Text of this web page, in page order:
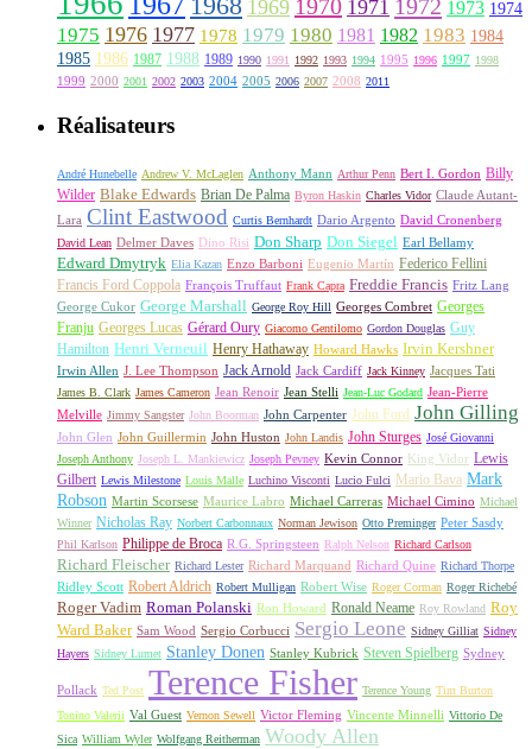
1968 1969 1970 1971 1972 1973 1974
1975 1976 1977 1978 1979 1980 1981 1982 1983 1984
1985 1986 1987 1988 1989 1990 1991 1992 1993 1994 1995 1996 1997 1998
1999 2000 2001 2002 2003 2004 2005 2006 2007 2008 2011
Réalisateurs
André Hunebelle Andrew V. McLaglen Anthony Mann Arthur Penn Bert I. Gordon Billy
Wilder Blake Edwards Brian De Palma Byron Haskin Charles Vidor Claude Autant-
Lara Clint Eastwood Curtis Bernhardt Dario Argento David Cronenberg
David Lean Delmer Daves Dino Risi Don Sharp Don Siegel Earl Bellamy
Edward Dmytryk Elia Kazan Enzo Barboni Eugenio Martín Federico Fellini
Francis Ford Coppola François Truffaut Frank Capra Freddie Francis Fritz Lang
George Cukor George Marshall George Roy Hill Georges Combret Georges
Franju Georges Lucas Gérard Oury Giacomo Gentilomo Gordon Douglas Guy
Hamilton Henri Verneuil Henry Hathaway Howard Hawks Irvin Kershner
Irwin Allen J. Lee Thompson Jack Arnold Jack Cardiff Jack Kinney Jacques Tati
James B. Clark James Cameron Jean Renoir Jean Stelli Jean-Luc Godard Jean-Pierre
Melville Jimmy Sangster John Boorman John Carpenter John Ford John Gilling
John Glen John Guillermin John Huston John Landis John Sturges José Giovanni
Joseph Anthony Joseph L. Mankiewicz Joseph Pevney Kevin Connor King Vidor Lewis
Gilbert Lewis Milestone Louis Malle Luchino Visconti Lucio Fulci Mario Bava Mark
Robson Martin Scorsese Maurice Labro Michael Carreras Michael Cimino Michael
Winner Nicholas Ray Norbert Carbonnaux Norman Jewison Otto Preminger Peter Sasdy
Phil Karlson Philippe de Broca R.G. Springsteen Ralph Nelson Richard Carlson
Richard Fleischer Richard Lester Richard Marquand Richard Quine Richard Thorpe
Ridley Scott Robert Aldrich Robert Mulligan Robert Wise Roger Corman Roger Richebé
Roger Vadim Roman Polanski Ron Howard Ronald Neame Roy Rowland Roy
Ward Baker Sam Wood Sergio Corbucci Sergio Leone Sidney Gilliat Sidney
Hayers Sidney Lumet Stanley Donen Stanley Kubrick Steven Spielberg Sydney
Pollack Ted Post Terence Fisher Terence Young Tim Burton
Tonino Valerii Val Guest Vernon Sewell Victor Fleming Vincente Minnelli Vittorio De
Sica William Wyler Wolfgang Reitherman Woody Allen